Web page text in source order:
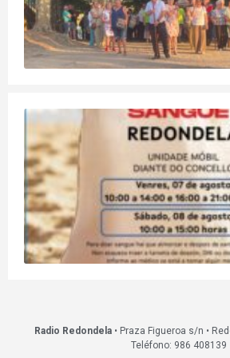
Radio Redondela• Praza Figueroa s/n •
Teléfono: 986 408139